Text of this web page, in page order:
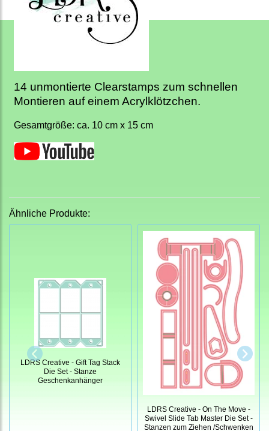
14 unmontierte Clearstamps zum schnellen
Montieren auf einem Acrylklötzchen.
Gesamtgröße: ca. 10 cm x 15 cm
Ähnliche Produkte:
LDRS Creative - Gift Tag Stack
Die Set - Stanze
Geschenkanhänger
LDRS Creative - On The Move -
Swivel Slide Tab Master Die Set -
Stanzen zum Ziehen /Schwenken